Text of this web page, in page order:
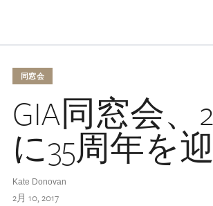
同窓会
GIA同窓会、
に35周年を
Kate Donovan
2月 10, 2017